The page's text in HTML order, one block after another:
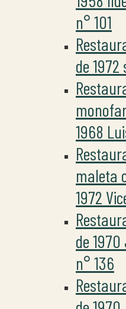
n° 101
de 1972
1968
maleta
1972
de
n° 136